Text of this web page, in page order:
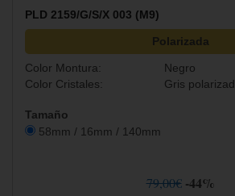
PLD 2159/G/S/X 003 (M9)
Polarizada
Color Montura:
Negro
Color Cristales:
Gris
Tamaño
58mm / 16mm / 140mm
79,00€ -44%